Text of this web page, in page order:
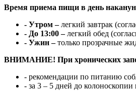
Время приема пищи в день
- Утром –легкий завтрак
- До 13:00 –легкий обед
- Ужин –только прозрачные
ВНИМАНИЕ! При хронических
- рекомендации по питанию
- за 3 – 5 дней до